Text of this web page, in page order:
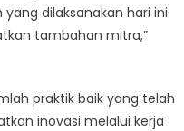
dilaksanakan hari ini.
tambahan mitra,”
praktik baik yang telah
inovasi melalui kerja